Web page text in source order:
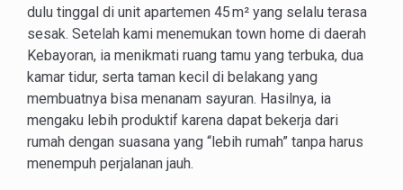
dulu tinggal di unit apartemen 45 m² yang selalu terasa
sesak. Setelah kami menemukan town home di daerah
Kebayoran, ia menikmati ruang tamu yang terbuka, dua
kamar tidur, serta taman kecil di belakang yang
membuatnya bisa menanam sayuran. Hasilnya, ia
mengaku lebih produktif karena dapat bekerja dari
rumah dengan suasana yang “lebih rumah” tanpa harus
menempuh perjalanan jauh.